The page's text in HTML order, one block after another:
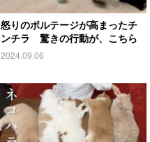
怒りのボルテージが高まったチ
ンチラ 驚きの行動が、こちら
2024.09.06